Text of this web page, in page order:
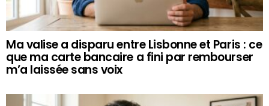
Ma valise a disparu entre Lisbonne et Paris : ce
que ma carte bancaire a fini par rembourser
m’a laissée sans voix